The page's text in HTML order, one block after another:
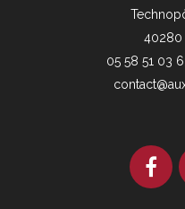
40280
05 58 51 03